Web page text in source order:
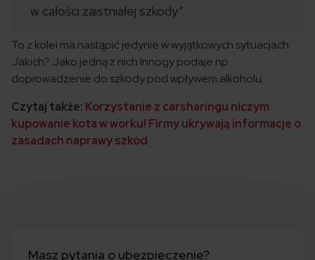
w całości zaistniałej szkody”.
To z kolei ma nastąpić jedynie w wyjątkowych sytuacjach.
Jakich? Jako jedną z nich Innogy podaje np.
doprowadzenie do szkody pod wpływem alkoholu.
Czytaj także: Korzystanie z carsharingu niczym
kupowanie kota w worku! Firmy ukrywają informacje o
zasadach naprawy szkód
Masz pytania o ubezpieczenie?